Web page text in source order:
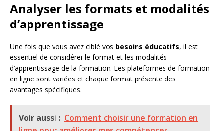
Analyser les formats et modalités
d’apprentissage
Une fois que vous avez ciblé vos besoins éducatifs, il est
essentiel de considérer le format et les modalités
d’apprentissage de la formation. Les plateformes de formation
en ligne sont variées et chaque format présente des
avantages spécifiques.
Voir aussi : Comment choisir une formation en